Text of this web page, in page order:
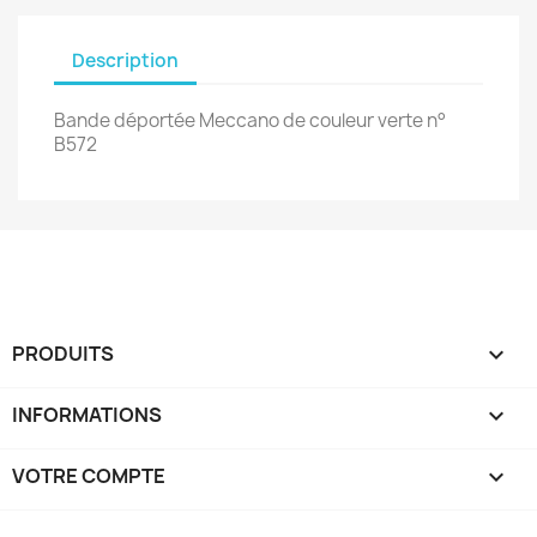
Description
Bande déportée Meccano de couleur verte n°
B572
PRODUITS 
INFORMATIONS 
VOTRE COMPTE 